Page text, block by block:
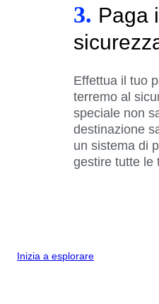
3. Paga
Effettua il tuo
terremo al
speciale non
destinazione
un sistema di
gestire tutte le
Inizia a esplorare